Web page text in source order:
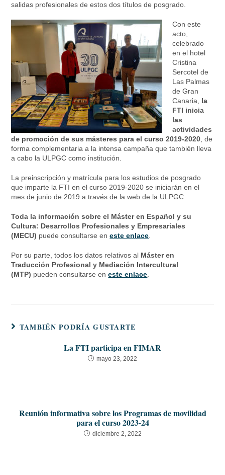
salidas profesionales de estos dos títulos de posgrado.
Con este
acto,
celebrado
en el hotel
Cristina
Sercotel de
Las Palmas
de Gran
Canaria, la
FTI inicia
las
actividades
de promoción de sus másteres para el curso 2019-2020, de
forma complementaria a la intensa campaña que también lleva
a cabo la ULPGC como institución.
La preinscripción y matrícula para los estudios de posgrado
que imparte la FTI en el curso 2019-2020 se iniciarán en el
mes de junio de 2019 a través de la web de la ULPGC.
Toda la información sobre el Máster en Español y su
Cultura: Desarrollos Profesionales y Empresariales
(MECU) puede consultarse eneste enlace.
Por su parte, todos los datos relativos al Máster en
Traducción Profesional y Mediación Intercultural
(MTP) pueden consultarse eneste enlace.
TAMBIÉN PODRÍA GUSTARTE
La FTI participa en FIMAR
mayo 23, 2022
Reunión informativa sobre los Programas de movilidad
para el curso 2023-24
diciembre 2, 2022